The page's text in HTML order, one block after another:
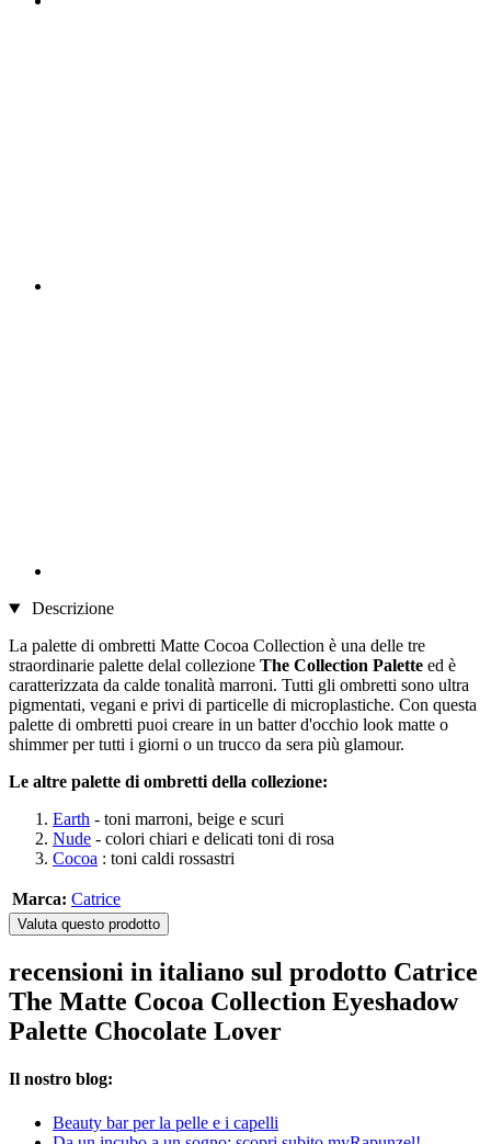
Descrizione
La palette di ombretti Matte Cocoa Collection è una delle tre
straordinarie palette delal collezione The Collection Palette ed è
caratterizzata da calde tonalità marroni. Tutti gli ombretti sono ultra
pigmentati, vegani e privi di particelle di microplastiche. Con questa
palette di ombretti puoi creare in un batter d'occhio look matte o
shimmer per tutti i giorni o un trucco da sera più glamour.
Le altre palette di ombretti della collezione:
Earth - toni marroni, beige e scuri
Nude - colori chiari e delicati toni di rosa
Cocoa : toni caldi rossastri
Marca: Catrice
Valuta questo prodotto
recensioni in italiano sul prodotto Catrice
The Matte Cocoa Collection Eyeshadow
Palette Chocolate Lover
Il nostro blog:
Beauty bar per la pelle e i capelli